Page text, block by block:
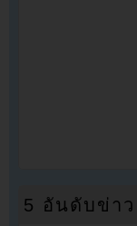
5 อันดับข่าว